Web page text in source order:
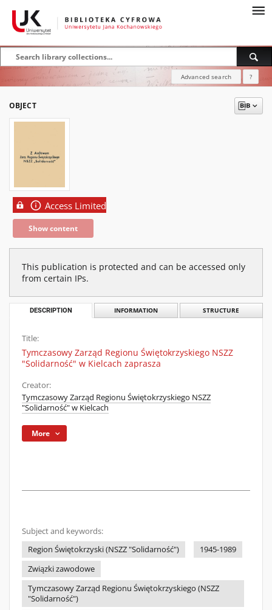
Advanced search ?
OBJECT
Access Limited
Show content
This publication is protected and can be accessed only
from certain IPs.
DESCRIPTION INFORMATION STRUCTURE
Title:
Tymczasowy Zarząd Regionu Świętokrzyskiego NSZZ
"Solidarność" w Kielcach zaprasza
Creator:
Tymczasowy Zarząd Regionu Świętokrzyskiego NSZZ
"Solidarność" w Kielcach
More
Subject and keywords:
Region Świętokrzyski (NSZZ "Solidarność")
1945-1989
Związki zawodowe
Tymczasowy Zarząd Regionu Świętokrzyskiego (NSZZ
"Solidarność")